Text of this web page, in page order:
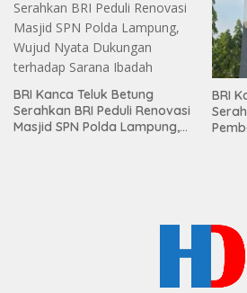
BRI Kanca Teluk Betung
Serahkan BRI Peduli Renovasi
Masjid SPN Polda Lampung,
BRI